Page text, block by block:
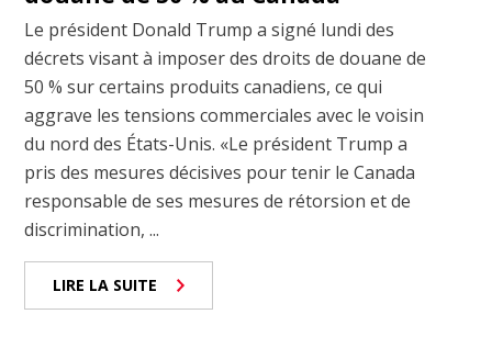
Le président Donald Trump a signé lundi des
décrets visant à imposer des droits de douane de
50 % sur certains produits canadiens, ce qui
aggrave les tensions commerciales avec le voisin
du nord des États-Unis. «Le président Trump a
pris des mesures décisives pour tenir le Canada
responsable de ses mesures de rétorsion et de
discrimination, ...
LIRE LA SUITE